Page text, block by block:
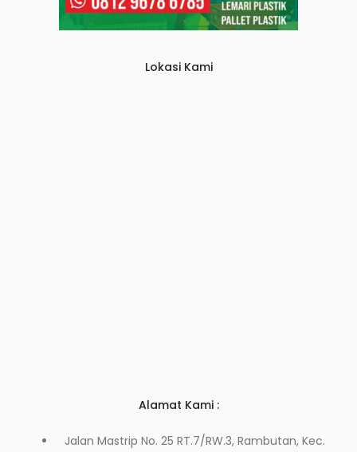
Lokasi Kami
Alamat Kami :
Jalan Mastrip No. 25 RT.7/RW.3, Rambutan, Kec.